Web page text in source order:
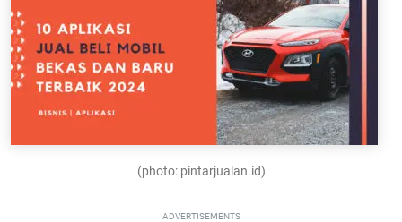
(photo: pintarjualan.id)
ADVERTISEMENTS